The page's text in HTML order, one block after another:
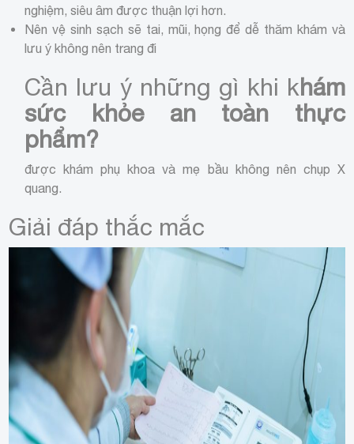
nghiệm, siêu âm được thuận lợi hơn.
Nên vệ sinh sạch sẽ tai, mũi, họng để dễ thăm khám và
lưu ý không nên trang đi
Cần lưu ý những gì khi khám
sức khỏe an toàn thực
phẩm?
được khám phụ khoa và mẹ bầu không nên chụp X
quang.
Giải đáp thắc mắc